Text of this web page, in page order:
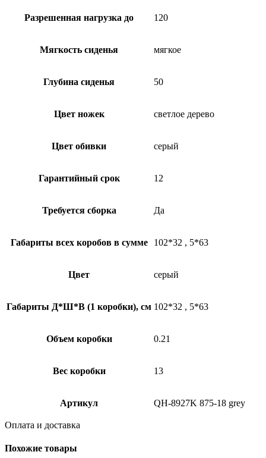
Разрешенная нагрузка до 120
Мягкость сиденья мягкое
Глубина сиденья 50
Цвет ножек светлое дерево
Цвет обивки серый
Гарантийный срок 12
Требуется сборка Да
Габариты всех коробов в сумме 102*32 , 5*63
Цвет серый
Габариты Д*Ш*В (1 коробки), см 102*32 , 5*63
Объем коробки 0.21
Вес коробки 13
Артикул QH-8927K 875-18 grey
Оплата и доставка
Похожие товары